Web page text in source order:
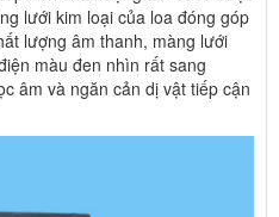
lưới kim loại của loa đóng góp
lượng âm thanh, màng lưới
màu đen nhìn rất sang
âm và ngăn cản dị vật tiếp cận